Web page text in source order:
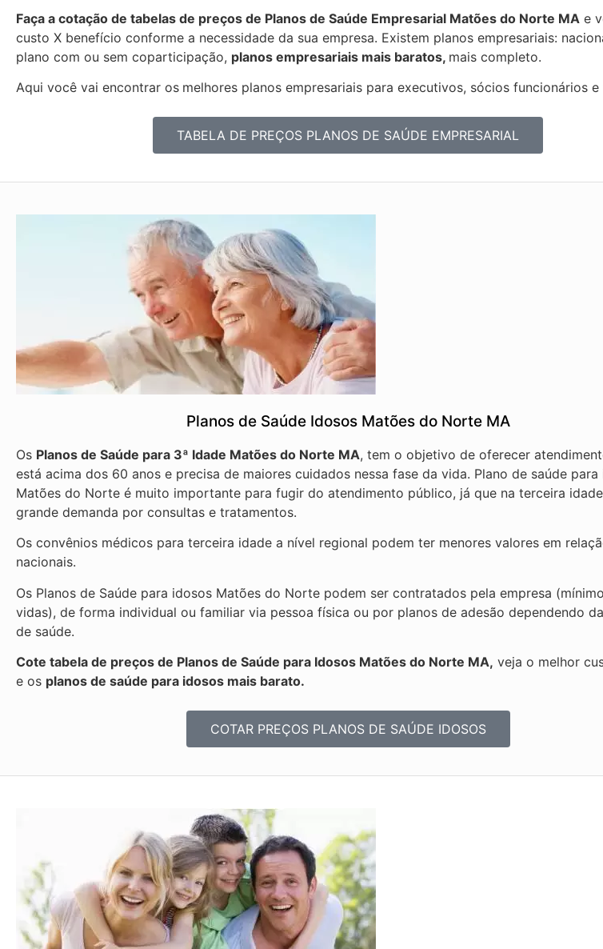
Faça a cotação de tabelas de preços de Planos de Saúde Empresarial Matões do Norte MA e
custo X benefício conforme a necessidade da sua empresa. Existem planos empresariais:
plano com ou sem coparticipação, planos empresariais mais baratos, mais completo.
Aqui você vai encontrar os melhores planos empresariais para executivos, sócios funcionários e
TABELA DE PREÇOS PLANOS DE SAÚDE EMPRESARIAL
Planos de Saúde Idosos Matões do Norte MA
Os Planos de Saúde para 3ª Idade Matões do Norte MA, tem o objetivo de oferecer
está acima dos 60 anos e precisa de maiores cuidados nessa fase da vida. Plano de saúde para
Matões do Norte é muito importante para fugir do atendimento público, já que na terceira
grande demanda por consultas e tratamentos.
Os convênios médicos para terceira idade a nível regional podem ter menores valores em
nacionais.
Os Planos de Saúde para idosos Matões do Norte podem ser contratados pela empresa
vidas), de forma individual ou familiar via pessoa física ou por planos de adesão dependendo
de saúde.
Cote tabela de preços de Planos de Saúde para Idosos Matões do Norte MA, veja o melhor
e os planos de saúde para idosos mais barato.
COTAR PREÇOS PLANOS DE SAÚDE IDOSOS